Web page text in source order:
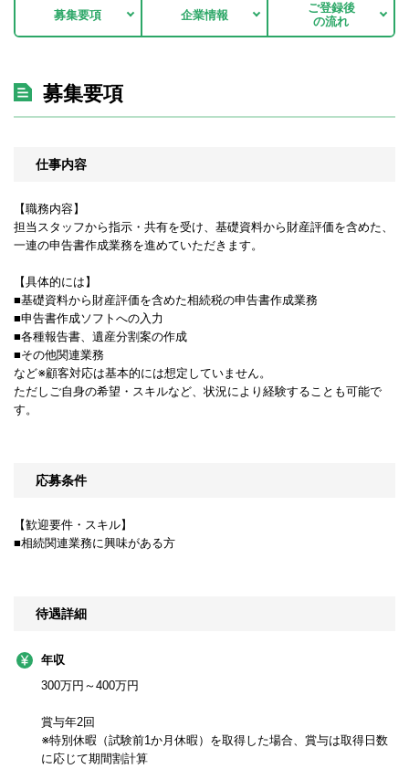
募集要項 企業情報
ご登録後
の流れ
募集要項
仕事内容
【職務内容】
担当スタッフから指示・共有を受け、基礎資料から財産評価を含めた、
一連の申告書作成業務を進めていただきます。
【具体的には】
■基礎資料から財産評価を含めた相続税の申告書作成業務
■申告書作成ソフトへの入力
■各種報告書、遺産分割案の作成
■その他関連業務
など※顧客対応は基本的には想定していません。
ただしご自身の希望・スキルなど、状況により経験することも可能で
す。
応募条件
【歓迎要件・スキル】
■相続関連業務に興味がある方
待遇詳細
年収
300万円～400万円
賞与年2回
※特別休暇（試験前1か月休暇）を取得した場合、賞与は取得日数
に応じて期間割計算